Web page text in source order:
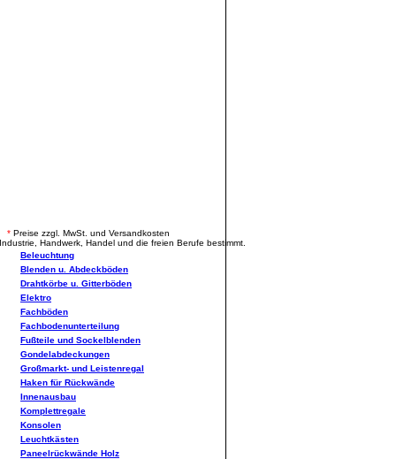
* Preise zzgl. MwSt. und Versandkosten
Handwerk, Handel und die freien Berufe bestimmt.
Beleuchtung
Blenden u. Abdeckböden
Drahtkörbe u. Gitterböden
Elektro
Fachböden
Fachbodenunterteilung
Fußteile und Sockelblenden
Gondelabdeckungen
Großmarkt- und Leistenregal
Haken für Rückwände
Innenausbau
Komplettregale
Konsolen
Leuchtkästen
Paneelrückwände Holz